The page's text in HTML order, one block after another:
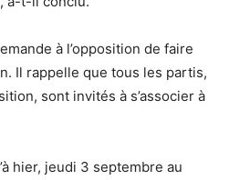
à l’opposition de faire
Il rappelle que tous les partis,
sont invités à s’associer à
hier, jeudi 3 septembre au